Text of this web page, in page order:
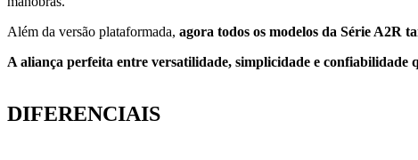
Além da versão plataformada, agora todos os modelos da Série A2R
A aliança perfeita entre versatilidade, simplicidade e confiabilidade
DIFERENCIAIS